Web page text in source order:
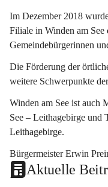
Im Dezember 2018
Filiale in Winden am
Gemeindebürgerinnen
Die Förderung der
weitere Schwerpunkte
Winden am See ist auch
See – Leithagebirge und
Leithagebirge.
Bürgermeister Erwin
Aktuelle